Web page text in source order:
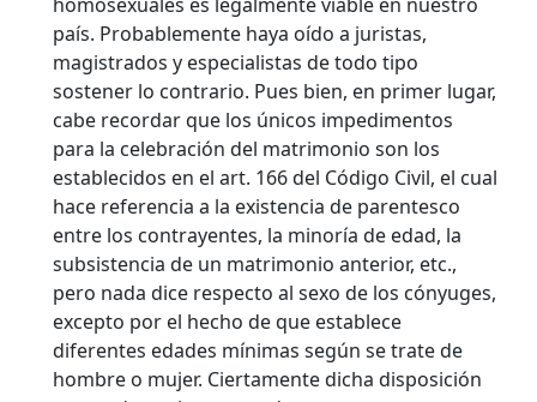
país. Probablemente haya oído a juristas,
magistrados y especialistas de todo tipo
sostener lo contrario. Pues bien, en primer lugar,
cabe recordar que los únicos impedimentos
para la celebración del matrimonio son los
establecidos en el art. 166 del Código Civil, el cual
hace referencia a la existencia de parentesco
entre los contrayentes, la minoría de edad, la
subsistencia de un matrimonio anterior, etc.,
pero nada dice respecto al sexo de los cónyuges,
excepto por el hecho de que establece
diferentes edades mínimas según se trate de
hombre o mujer. Ciertamente dicha disposición